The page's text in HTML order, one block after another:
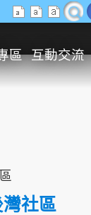
區 互動交流
社區